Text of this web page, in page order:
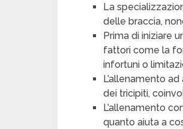
La
delle braccia,
Prima di iniziare
fattori come la
infortuni o
L’allenamento
dei tricipiti,
L’allenamento
quanto aiuta a